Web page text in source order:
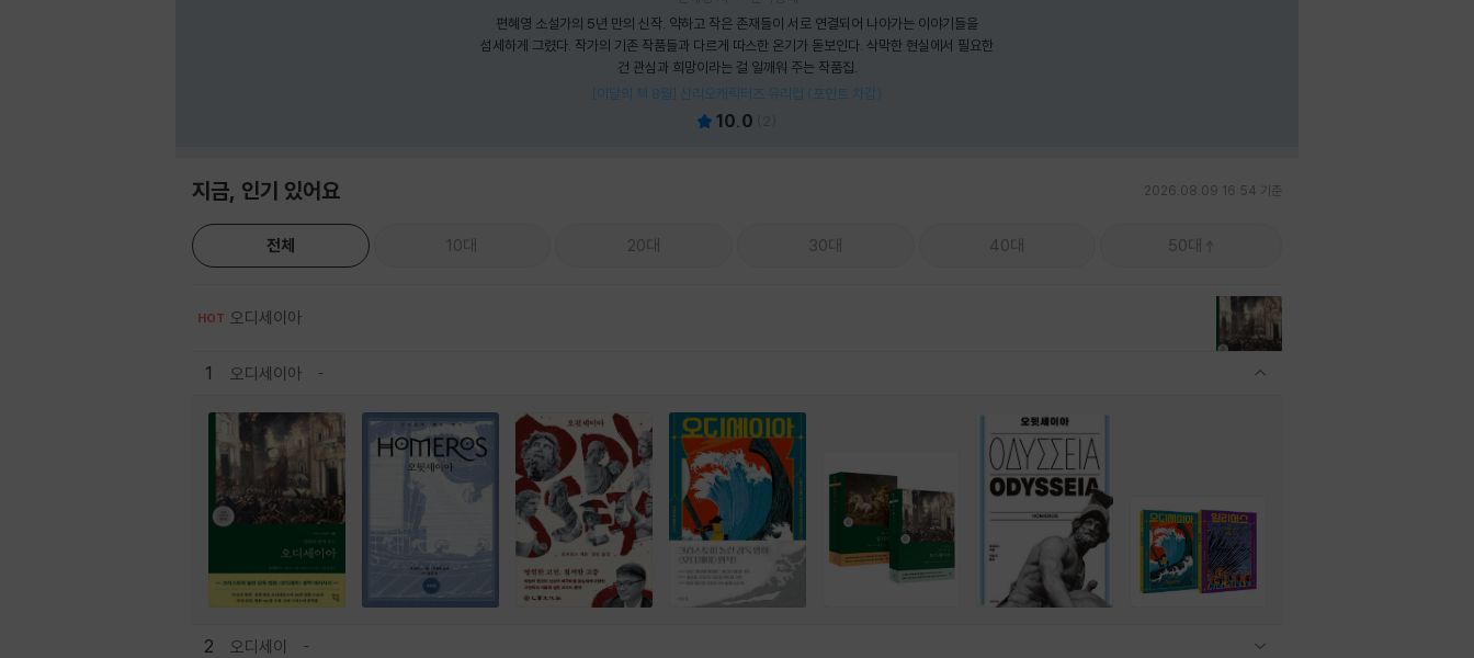
편혜영 소설가의 5년 만의 신작. 약하고 작은 존재들이 서로 연결되어 나아가는 이야기들을
섬세하게 그렸다. 작가의 기존 작품들과 다르게 따스한 온기가 돋보인다. 삭막한 현실에서 필요한
건 관심과 희망이라는 걸 일깨워 주는 작품집.
[이달의 책 8월] 산리오캐릭터즈 유리컵 (포인트 차감)
10.0
지금, 인기 있어요 2026.08.09 16:54 기준
전체 10대 20대 30대 40대 50대
HOT 오디세이아
1 오디세이아
2 오디세이